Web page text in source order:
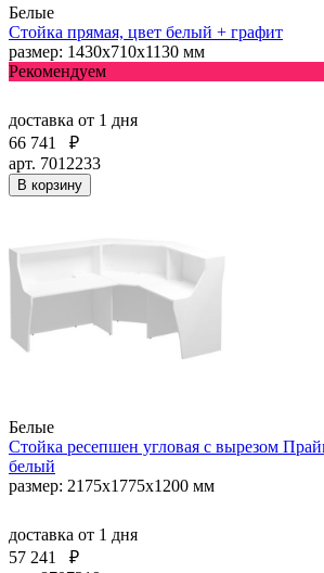
Белые
Стойка прямая, цвет белый + графит
размер: 1430х710х1130 мм
Рекомендуем
доставка от 1 дня
66 741
₽
арт. 7012233
В корзину
Белые
Стойка ресепшен угловая с вырезом
белый
размер: 2175x1775x1200 мм
доставка от 1 дня
57 241
₽